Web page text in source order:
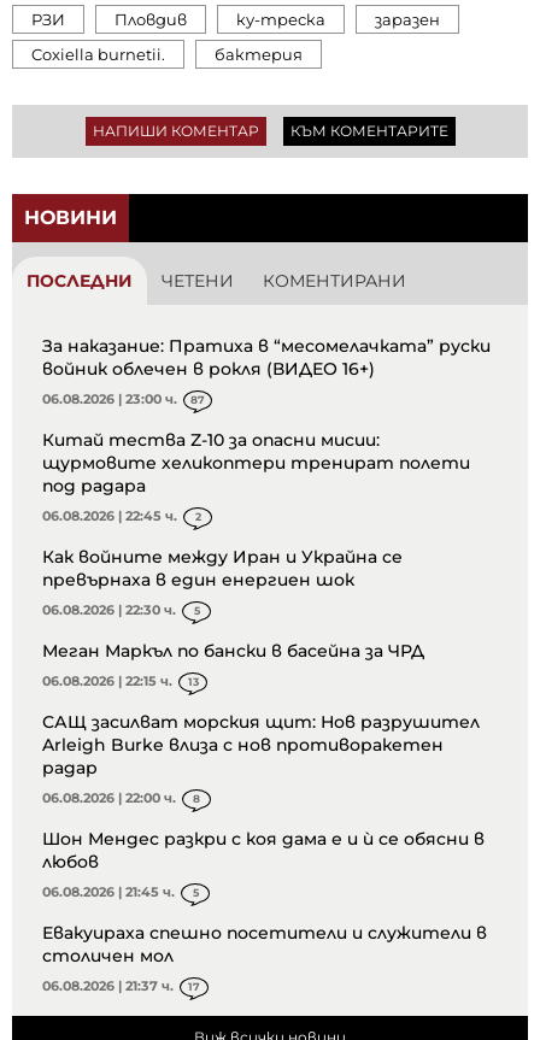
РЗИ Пловдив ку-треска
заразен
Coxiella burnetii.
бактерия
НАПИШИ КОМЕНТАР КЪМ КОМЕНТАРИТЕ
НОВИНИ
ПОСЛЕДНИ ЧЕТЕНИ КОМЕНТИРАНИ
За наказание: Пратиха в “месомелачката” руски
войник облечен в рокля (ВИДЕО 16+)
06.08.2026 | 23:00 ч. 87
Китай тества Z-10 за опасни мисии:
щурмовите хеликоптери тренират полети
под радара
06.08.2026 | 22:45 ч. 2
Как войните между Иран и Украйна се
превърнаха в един енергиен шок
06.08.2026 | 22:30 ч. 5
Меган Маркъл по бански в басейна за ЧРД
06.08.2026 | 22:15 ч. 13
САЩ засилват морския щит: Нов разрушител
Arleigh Burke влиза с нов противоракетен
радар
06.08.2026 | 22:00 ч. 8
Шон Мендес разкри с коя дама е и ѝ се обясни в
любов
06.08.2026 | 21:45 ч. 5
Евакуираха спешно посетители и служители в
столичен мол
06.08.2026 | 21:37 ч. 17